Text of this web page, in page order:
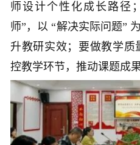
师设计个性化成长路径
师”，以 “解决实际问题”
升教研实效；要做教学质
控教学环节，推动课题成